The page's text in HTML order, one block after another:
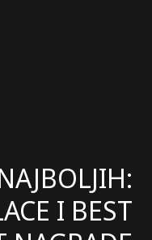
I BEST